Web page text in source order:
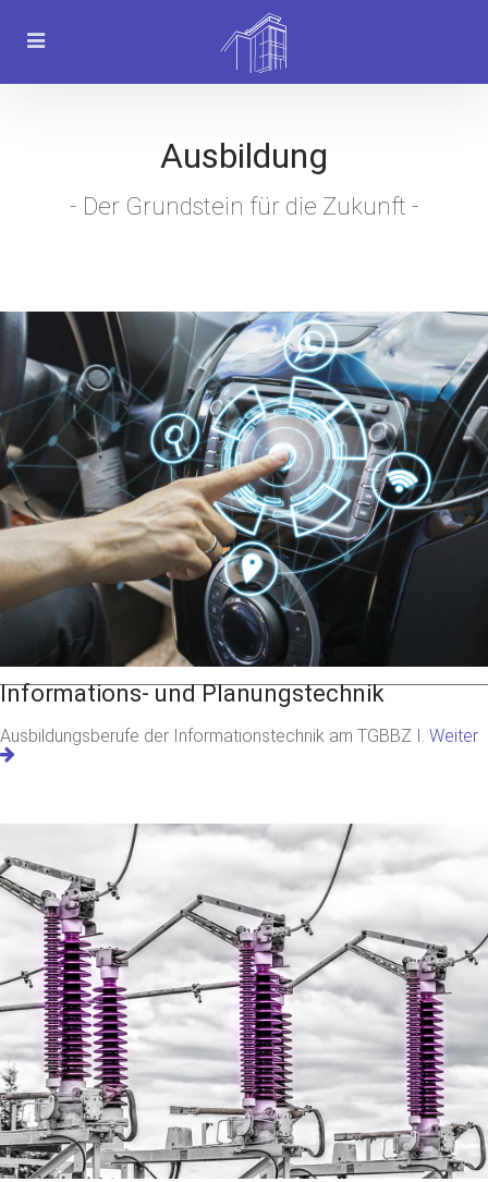
Ausbildung
- Der Grundstein für die Zukunft -
Informations- und Planungstechnik
Ausbildungsberufe der Informationstechnik am TGBBZ I. Weiter